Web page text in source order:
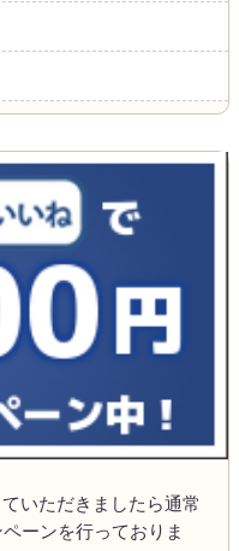
いただきましたら通常
ーンを行っておりま